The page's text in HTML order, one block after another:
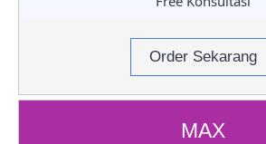
Order Sekarang
MAX